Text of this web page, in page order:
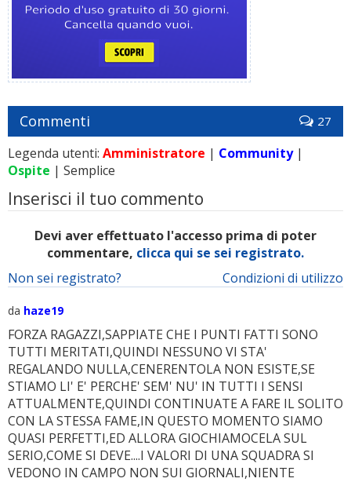
Commenti 27
Legenda utenti: Amministratore | Community|
Ospite | Semplice
Inserisci il tuo commento
Devi aver effettuato l'accesso prima di poter
commentare, clicca qui se sei registrato.
Condizioni di utilizzo
Non sei registrato?
da haze19
FORZA RAGAZZI,SAPPIATE CHE I PUNTI FATTI SONO
TUTTI MERITATI,QUINDI NESSUNO VI STA'
REGALANDO NULLA,CENERENTOLA NON ESISTE,SE
STIAMO LI' E' PERCHE' SEM' NU' IN TUTTI I SENSI
ATTUALMENTE,QUINDI CONTINUATE A FARE IL SOLITO
CON LA STESSA FAME,IN QUESTO MOMENTO SIAMO
QUASI PERFETTI,ED ALLORA GIOCHIAMOCELA SUL
SERIO,COME SI DEVE....I VALORI DI UNA SQUADRA SI
VEDONO IN CAMPO NON SUI GIORNALI,NIENTE